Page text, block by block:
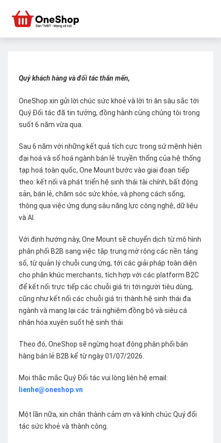
Quý khách hàng và đối tác thân mến,
OneShop xin gửi lời chúc sức khoẻ và lời tri ân sâu sắc tới
Quý Đối tác đã tin tưởng, đồng hành cùng chúng tôi trong
suốt 6 năm vừa qua.
Sau 6 năm với những kết quả tích cực trong sứ mệnh hiện
đại hoá và số hoá ngành bán lẻ truyền thống của hệ thống
tạp hoá toàn quốc, One Mount bước vào giai đoạn tiếp
theo: kết nối và phát triển hệ sinh thái tài chính, bất động
sản, bán lẻ, chăm sóc sức khỏe, và phong cách sống,
thông qua việc ứng dụng sâu năng lực công nghệ, dữ liệu
và AI.
Với định hướng này, One Mount sẽ chuyển dịch từ mô hình
phân phối B2B sang việc tập trung mở rộng các nền tảng
số, từ quản lý chuỗi cung ứng, tới các giải pháp toàn diện
cho phân khúc merchants, tích hợp với các platform B2C
để kết nối trực tiếp các chuỗi giá trị tới người tiêu dùng,
cũng như kết nối các chuỗi giá trị thành hệ sinh thái đa
ngành và mang lại các trải nghiệm đồng bộ và siêu cá
nhân hóa xuyên suốt hệ sinh thái
Theo đó, OneShop sẽ ngừng hoạt động phân phối bán
hàng bán lẻ B2B kể từ ngày 01/07/2026.
Mọi thắc mắc Quý Đối tác vui lòng liên hệ email:
lienhe@oneshop.vn
Một lần nữa, xin chân thành cảm ơn và kính chúc Quý đối
tác sức khoẻ và thành công.